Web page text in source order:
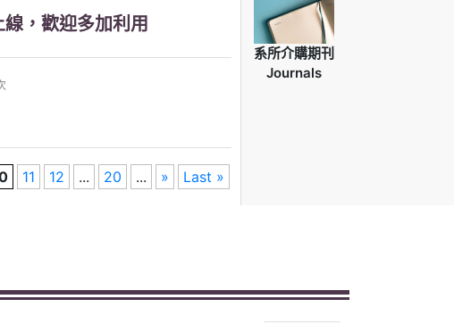
，歡迎多加利用
11 12 ... 20 ... » Last »
系所介購期刊
Journals